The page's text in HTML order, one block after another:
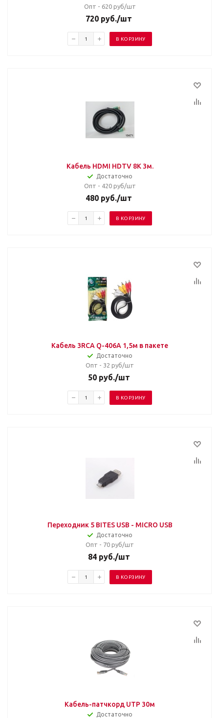
Опт - 620 руб/шт
720 руб./шт
В КОРЗИНУ
Кабель HDMI HDTV 8K 3м.
Достаточно
Опт - 420 руб/шт
480 руб./шт
В КОРЗИНУ
Кабель 3RCA Q-406A 1,5м в пакете
Достаточно
Опт - 32 руб/шт
50руб./шт
В КОРЗИНУ
Переходник 5 BITES USB - MICRO USB
Достаточно
Опт - 70 руб/шт
84руб./шт
В КОРЗИНУ
Кабель-патчкорд UTP 30м
Достаточно